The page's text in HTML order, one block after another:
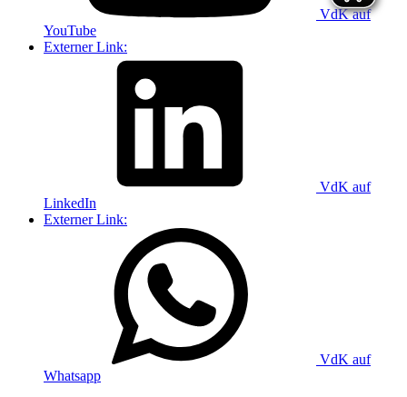
VdK auf
YouTube
Externer Link:
VdK auf
LinkedIn
Externer Link:
VdK auf
Whatsapp